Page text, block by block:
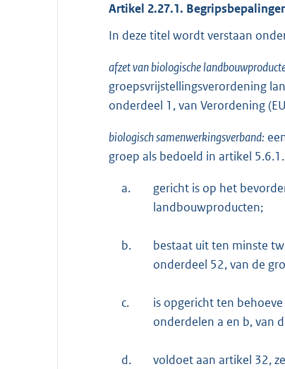
Artikel 2.27.1.
In deze titel wordt verstaan
afzet van biologische
groepsvrijstellingsverordening
onderdeel 1, van Verordening
biologisch samenwerkingsverband:
groep als bedoeld in artikel
a.
gericht is op het
landbouwproducten;
b.
bestaat uit ten minste
onderdeel 52, van de
c.
is opgericht ten
onderdelen a en b, van
d. voldoet aan artikel 32,